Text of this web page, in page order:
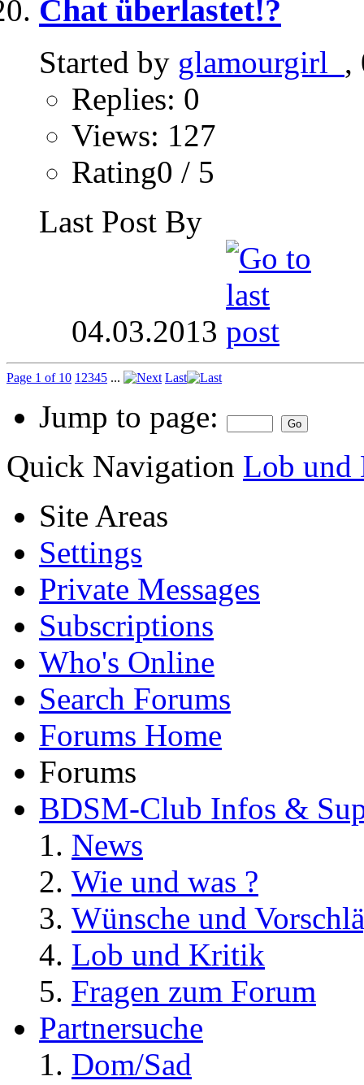
Chat überlastet!?
Started by glamourgirl_ ,
Replies: 0
Views: 127
Rating0 / 5
Last Post By
04.03.2013
Page 1 of 10 1 2345 ... Last
Jump to page:
Quick Navigation Lob
Site Areas
Settings
Private Messages
Subscriptions
Who's Online
Search Forums
Forums Home
Forums
BDSM-Club Infos &
News
Wie und was ?
Wünsche und
Lob und Kritik
Fragen zum Forum
Partnersuche
Dom/Sad